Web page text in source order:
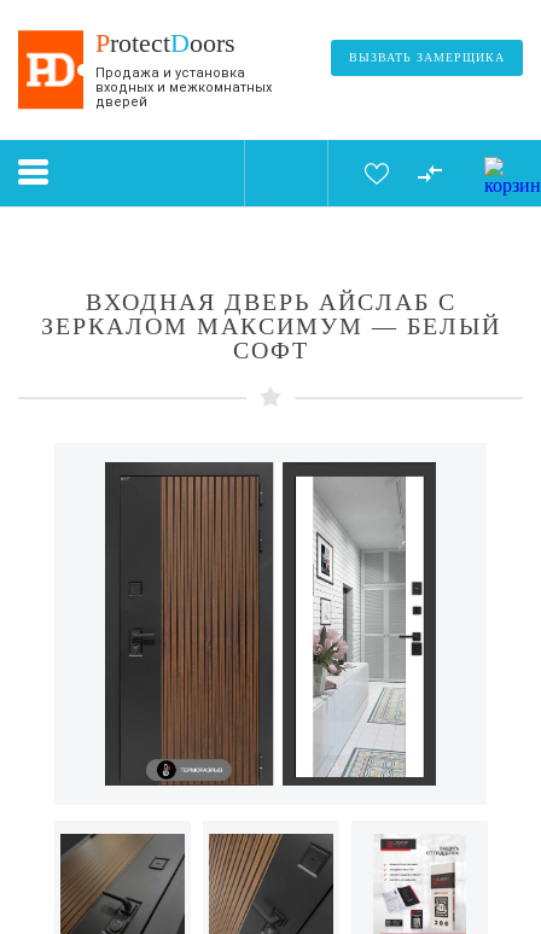
ProtectDoors
Продажа и установка
входных и межкомнатных
дверей
ВЫЗВАТЬ ЗАМЕРЩИКА
ВХОДНАЯ ДВЕРЬ АЙСЛАБ С
ЗЕРКАЛОМ МАКСИМУМ — БЕЛЫЙ
СОФТ